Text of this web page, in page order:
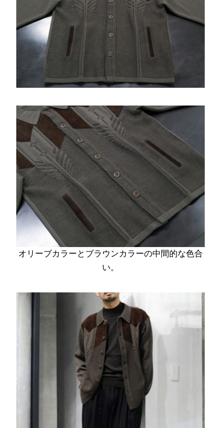
オリーブカラーとブラウンカラーの中間的な色合
い。